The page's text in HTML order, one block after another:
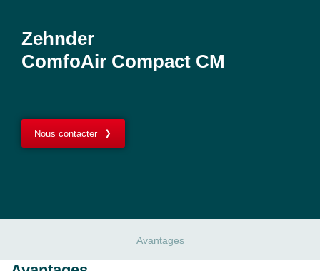
Zehnder
ComfoAir Compact CM
Nous contacter
Avantages